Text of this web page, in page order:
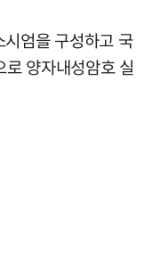
엄을 구성하고 국
양자내성암호 실